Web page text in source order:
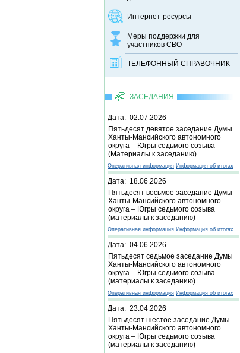
Интернет-ресурсы
Меры поддержки для
участников СВО
ТЕЛЕФОННЫЙ CПРАВОЧНИК
ЗАСЕДАНИЯ
Дата: 02.07.2026
Пятьдесят девятое заседание Думы
Ханты-Мансийского автономного
округа – Югры седьмого созыва
(Материалы к заседанию)
Оперативная информация Информация об итогах
Дата: 18.06.2026
Пятьдесят восьмое заседание Думы
Ханты-Мансийского автономного
округа – Югры седьмого созыва
(материалы к заседанию)
Оперативная информация Информация об итогах
Дата: 04.06.2026
Пятьдесят седьмое заседание Думы
Ханты-Мансийского автономного
округа – Югры седьмого созыва
(материалы к заседанию)
Оперативная информация Информация об итогах
Дата: 23.04.2026
Пятьдесят шестое заседание Думы
Ханты-Мансийского автономного
округа – Югры седьмого созыва
(материалы к заседанию)